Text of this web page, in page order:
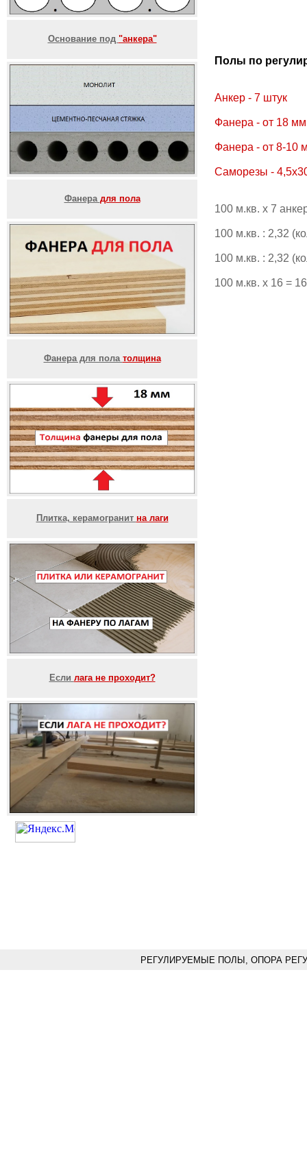
Основание под "анкера"
Фанера для пола
Фанера для пола толщина
Плитка, керамогранит на лаги
Если лага не проходит?
Полы по
Анкер - 7 штук
Фанера - от 18
Фанера - от 8-10
Саморезы -
100 м.кв. х 7
100 м.кв. : 2,32
100 м.кв. : 2,32
100 м.кв. х 16 =
РЕГУЛИРУЕМЫЕ ПОЛЫ, ОПОРА